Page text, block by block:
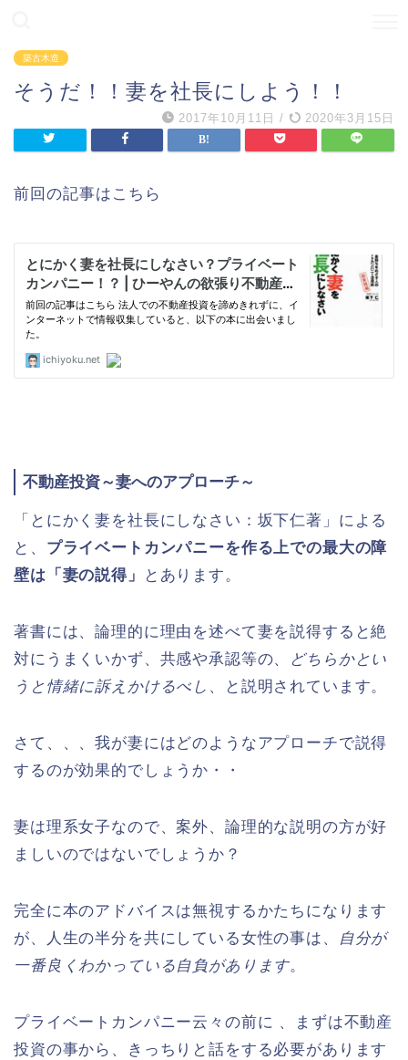
築古木造
そうだ！！妻を社長にしよう！！
2017年10月11日 / 2020年3月15日
前回の記事はこちら
不動産投資～妻へのアプローチ～
「とにかく妻を社長にしなさい：坂下仁著」による
と、 プライベートカンパニーを作る上での最大の障
壁は「妻の説得」
とあります。
著書には、論理的に理由を述べて妻を説得すると絶
対にうまくいかず、共感や承認等の、
どちらかとい
うと情緒に訴えかけるべし 、と説明されています。
さて、、、我が妻にはどのようなアプローチで説得
するのが効果的でしょうか・・
妻は理系女子なので、案外、論理的な説明の方が好
ましいのではないでしょうか？
完全に本のアドバイスは無視するかたちになります
が、人生の半分を共にしている女性の事は、
自分が
一番良くわかっている自負があります。
プライベートカンパニー云々の前に 、まずは不動産
投資の事から、きっちりと話をする必要があります